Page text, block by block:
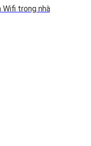
Wifi trong nhà